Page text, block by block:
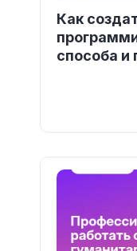
Как
способа и